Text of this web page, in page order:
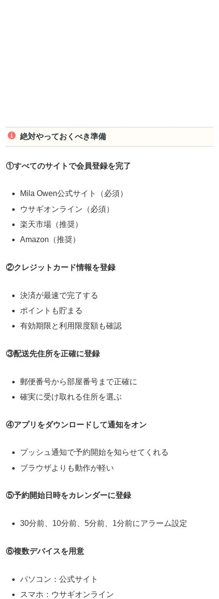
絶対やっておくべき準備
①すべてのサイトで会員登録を完了
Mila Owen公式サイト（必須）
ウサギオンライン（必須）
楽天市場（推奨）
Amazon（推奨）
②クレジットカード情報を登録
決済が最速で完了する
ポイントも貯まる
有効期限と利用限度額も確認
③配送先住所を正確に登録
郵便番号から部屋番号まで正確に
確実に受け取れる住所を選ぶ
④アプリをダウンロードして通知をオン
プッシュ通知で予約開始を知らせてくれる
ブラウザよりも動作が軽い
⑤予約開始日時をカレンダーに登録
30分前、10分前、5分前、1分前にアラーム設定
⑥複数デバイスを用意
パソコン：公式サイト
スマホ：ウサギオンライン